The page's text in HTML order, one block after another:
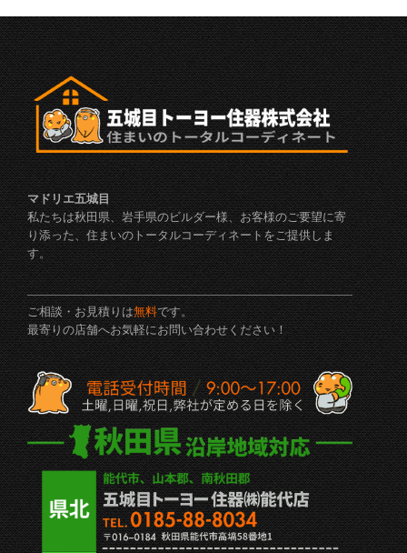
マドリエ五城目
私たちは秋田県、岩手県のビルダー様、お客様のご要望に寄
り添った、住まいのトータルコーディネートをご提供しま
す。
ご相談・お見積りは無料です。
最寄りの店舗へお気軽にお問い合わせください！